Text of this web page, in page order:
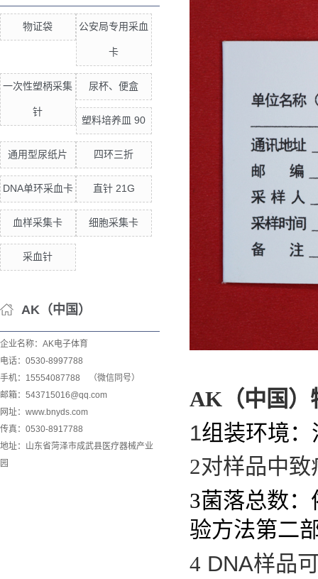
物证袋 公安局专用采血
卡
一次性塑柄采集
针
尿杯、便盒
塑料培养皿 90
通用型尿纸片 四环三折
DNA单环采血卡 直针 21G
血样采集卡 细胞采集卡
采血针
AK（中国）
企业名称：AK电子体育
电话：0530-8997788
手机：15554087788 （微信同号）
邮箱：543715016@qq.com
网址：www.bnyds.com
传真：0530-8917788
地址：山东省菏泽市成武县医疗器械产业
园
AK（中国）
1组装环境
2对样品中
3菌落总数：
验方法第二
4 DNA样品